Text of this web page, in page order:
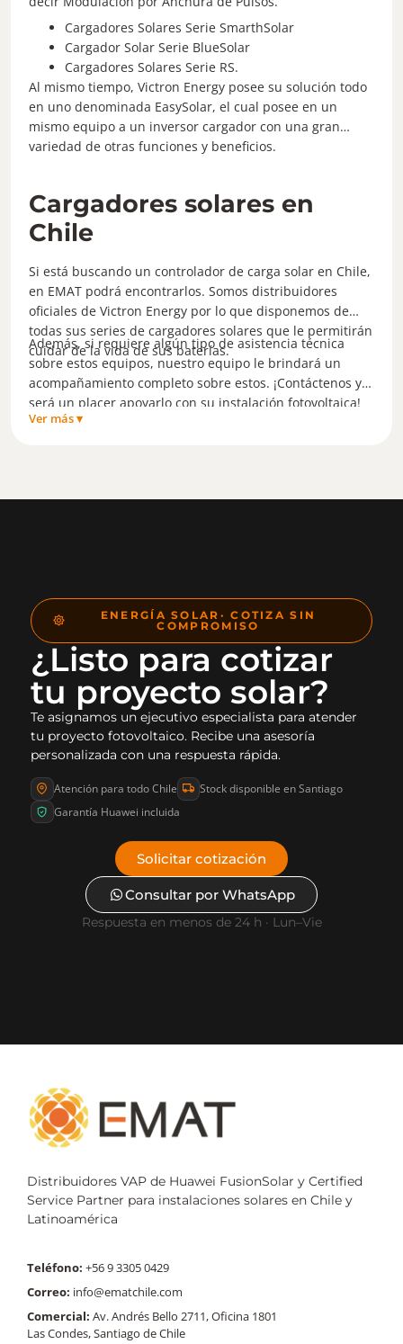
Cargadores Solares Serie SmarthSolar
Cargador Solar Serie BlueSolar
Cargadores Solares Serie RS.
Al mismo tiempo, Victron Energy posee su solución todo
en uno denominada EasySolar, el cual posee en un
mismo equipo a un inversor cargador con una gran
variedad de otras funciones y beneficios.
Cargadores solares en
Chile
Si está buscando un controlador de carga solar en Chile,
en EMAT podrá encontrarlos. Somos distribuidores
oficiales de Victron Energy por lo que disponemos de
todas sus series de cargadores solares que le permitirán
cuidar de la vida de sus baterías.
Además, si requiere algún tipo de asistencia técnica
sobre estos equipos, nuestro equipo le brindará un
acompañamiento completo sobre estos. ¡Contáctenos y
será un placer apoyarlo con su instalación fotovoltaica!
Ver más ▾
ENERGÍA SOLAR· COTIZA SIN
COMPROMISO
¿Listo para cotizar
tu proyecto solar?
Te asignamos un ejecutivo especialista para atender
tu proyecto fotovoltaico. Recibe una asesoría
personalizada con una respuesta rápida.
Atención para todo Chile
Stock disponible en Santiago
Garantía Huawei incluida
Solicitar cotización
Consultar por WhatsApp
Respuesta en menos de 24 h · Lun–Vie
Distribuidores VAP de Huawei FusionSolar y Certified
Service Partner para instalaciones solares en Chile y
Latinoamérica
Teléfono: +56 9 3305 0429
Correo: info@ematchile.com
Comercial: Av. Andrés Bello 2711, Oficina 1801
Las Condes, Santiago de Chile